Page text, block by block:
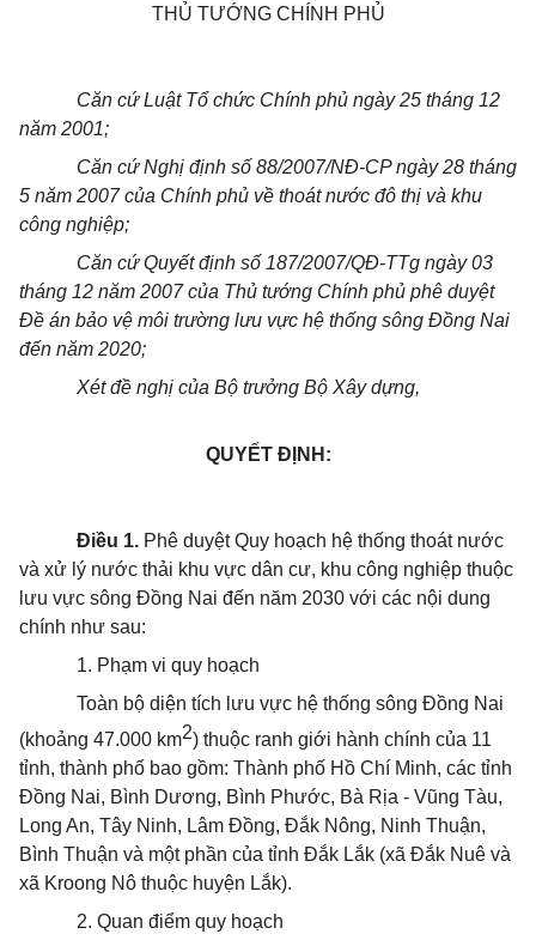
THỦ TƯỚNG CHÍNH PHỦ
Căn cứ Luật Tổ chức Chính phủ ngày 25 tháng 12
năm 2001;
Căn cứ Nghị định số 88/2007/NĐ-CP ngày 28 tháng
5 năm 2007 của Chính phủ về thoátnước đô thị và khu
công nghiệp;
Căn cứ Quyết định số 187/2007/QĐ-TTg ngày 03
tháng 12 năm 2007 của Thủ tướng Chính phủ phê duyệt
Đề án bảo vệ môi trường lưu vực hệ thống sông Đồng Nai
đến năm 2020;
Xét đề nghị của Bộ trưởng Bộ Xây dựng,
QUYẾT ĐỊNH:
Điều 1. Phê duyệt Quy hoạch hệ thống thoátnước
và xử lý nước thải khu vực dân cư, khu công nghiệp thuộc
lưu vực sông Đồng Nai đến năm 2030 với các nội dung
chính như sau:
1. Phạm vi quy hoạch
Toàn bộ diện tích lưu vực hệ thống sông Đồng Nai
(khoảng 47.000 km2) thuộc ranh giới hành chính của 11
tỉnh, thành phố bao gồm: Thành phố Hồ Chí Minh, các tỉnh
Đồng Nai, Bình Dương, Bình Phước, Bà Rịa - Vũng Tàu,
Long An, Tây Ninh, Lâm Đồng, Đắk Nông, Ninh Thuận,
Bình Thuận và một phần của tỉnh Đắk Lắk (xã Đắk Nuê và
xã Kroong Nô thuộc huyện Lắk).
2. Quan điểm quy hoạch